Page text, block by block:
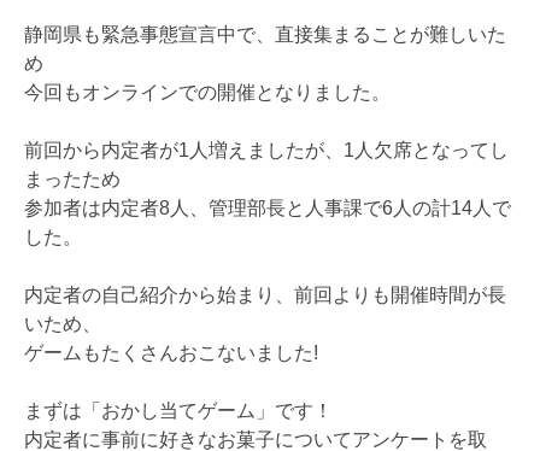
静岡県も緊急事態宣言中で、直接集まることが難しいた
め
今回もオンラインでの開催となりました。
前回から内定者が1人増えましたが、1人欠席となってし
まったため
参加者は内定者8人、管理部長と人事課で6人の計14人で
した。
内定者の自己紹介から始まり、前回よりも開催時間が長
いため、
ゲームもたくさんおこないました!
まずは「おかし当てゲーム」です！
内定者に事前に好きなお菓子についてアンケートを取